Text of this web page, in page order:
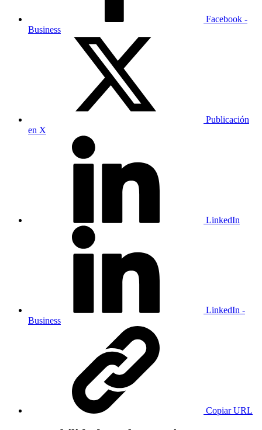
Facebook -
Business
Publicación
en X
LinkedIn
LinkedIn -
Business
Copiar URL